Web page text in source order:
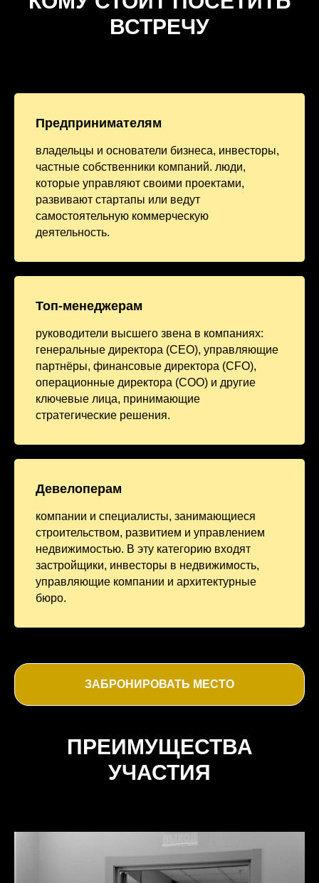
ВСТРЕЧУ
Предпринимателям
владельцы и основатели бизнеса, инвесторы,
частные собственники компаний. люди,
которые управляют своими проектами,
развивают стартапы или ведут
самостоятельную коммерческую
деятельность.
Топ-менеджерам
руководители высшего звена в компаниях:
генеральные директора (CEO), управляющие
партнёры, финансовые директора (CFO),
операционные директора (COO) и другие
ключевые лица, принимающие
стратегические решения.
Девелоперам
компании и специалисты, занимающиеся
строительством, развитием и управлением
недвижимостью. В эту категорию входят
застройщики, инвесторы в недвижимость,
управляющие компании и архитектурные
бюро.
ЗАБРОНИРОВАТЬ МЕСТО
ПРЕИМУЩЕСТВА
УЧАСТИЯ